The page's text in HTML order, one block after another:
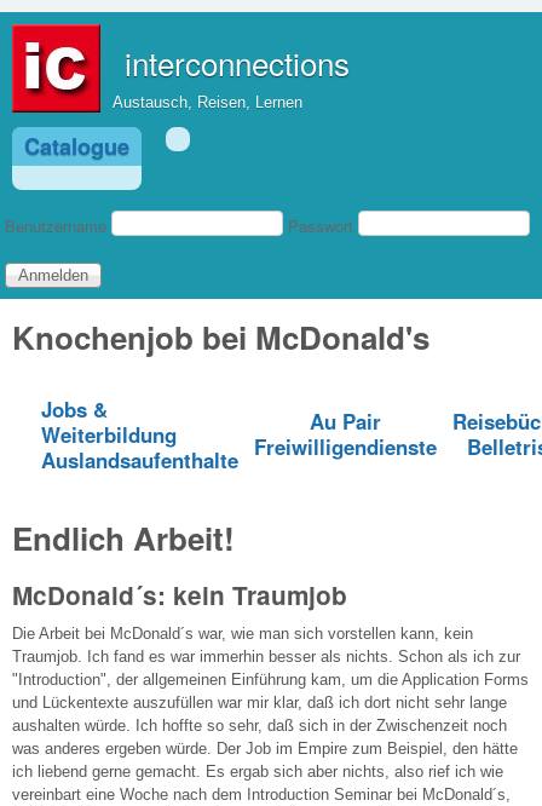
interconnections
Austausch, Reisen, Lernen
Catalogue
Benutzeranmeldung
Benutzername Passwort
Knochenjob bei McDonald's
Jobs &
Weiterbildung
Auslandsaufenthalte
Au Pair
Freiwilligendienste
Endlich Arbeit!
McDonald´s: kein Traumjob
Die Arbeit bei McDonald´s war, wie man sich vorstellen kann, kein
Traumjob. Ich fand es war immerhin besser als nichts. Schon als ich zur
"Introduction", der allgemeinen Einführung kam, um die Application Forms
und Lückentexte auszufüllen war mir klar, daß ich dort nicht sehr lange
aushalten würde. Ich hoffte so sehr, daß sich in der Zwischenzeit noch
was anderes ergeben würde. Der Job im Empire zum Beispiel, den hätte
ich liebend gerne gemacht. Es ergab sich aber nichts, also rief ich wie
vereinbart eine Woche nach dem Introduction Seminar bei McDonald´s,